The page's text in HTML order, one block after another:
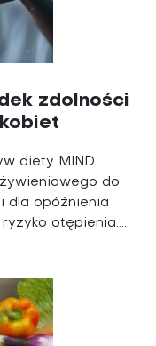
zdolności
diety MIND
do
dla opóźnienia
otępienia....